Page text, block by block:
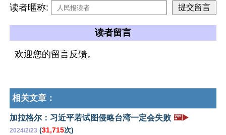
读者暱称:
读者留言
欢迎您的留言反馈。
相关文章：
加拉格尔：习近平若试图侵略台湾一定会失败 🖼️▶️
2024/2/23 (31,715次)